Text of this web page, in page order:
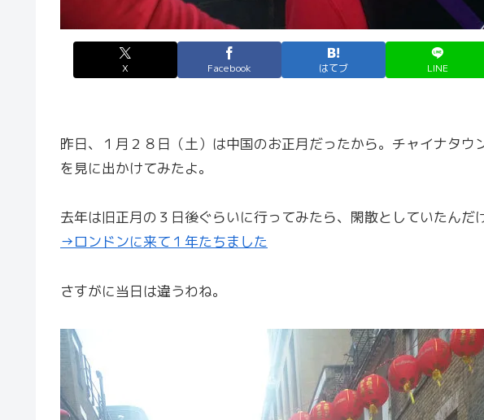
X Facebook はてブ LINE
昨日、１月２８日（土）は中国のお正月だったから。チャイナタ
を見に出かけてみたよ。
去年は旧正月の３日後ぐらいに行ってみたら、閑散としていたんだ
→ロンドンに来て１年たちました
さすがに当日は違うわね。